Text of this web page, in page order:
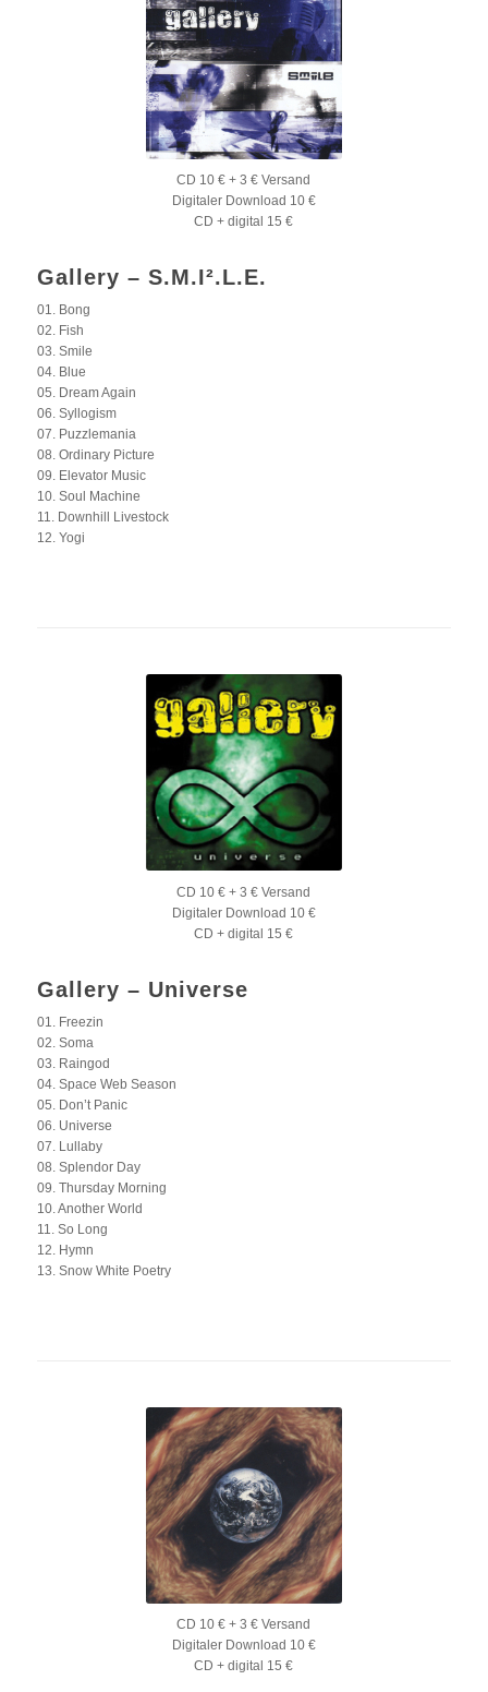
CD 10 € + 3 € Versand
Digitaler Download 10 €
CD + digital 15 €
Gallery – S.M.I².L.E.
01. Bong
02. Fish
03. Smile
04. Blue
05. Dream Again
06. Syllogism
07. Puzzlemania
08. Ordinary Picture
09. Elevator Music
10. Soul Machine
11. Downhill Livestock
12. Yogi
CD 10 € + 3 € Versand
Digitaler Download 10 €
CD + digital 15 €
Gallery – Universe
01. Freezin
02. Soma
03. Raingod
04. Space Web Season
05. Don’t Panic
06. Universe
07. Lullaby
08. Splendor Day
09. Thursday Morning
10. Another World
11. So Long
12. Hymn
13. Snow White Poetry
CD 10 € + 3 € Versand
Digitaler Download 10 €
CD + digital 15 €